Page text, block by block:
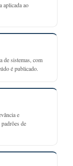
aplicada ao
de sistemas, com
é publicado.
e
de